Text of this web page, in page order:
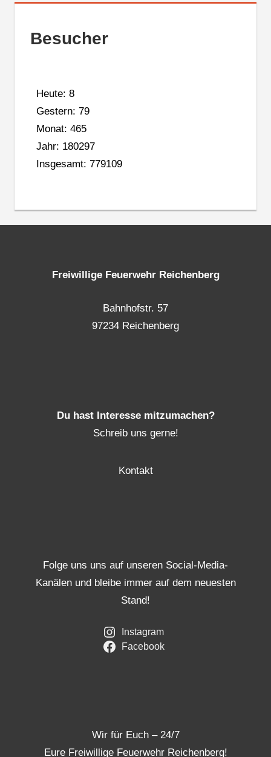
Besucher
Heute: 8
Gestern: 79
Monat: 465
Jahr: 180297
Insgesamt: 779109
Freiwillige Feuerwehr Reichenberg
Bahnhofstr. 57
97234 Reichenberg
Du hast Interesse mitzumachen?
Schreib uns gerne!
Kontakt
Folge uns uns auf unseren Social-Media-
Kanälen und bleibe immer auf dem neuesten
Stand!
Instagram
Facebook
Wir für Euch – 24/7
Eure Freiwillige Feuerwehr Reichenberg!